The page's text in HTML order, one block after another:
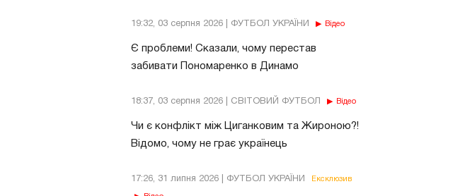
19:32, 03 серпня 2026 | ФУТБОЛ УКРАЇНИ Відео
Є проблеми! Сказали, чому перестав
забивати Пономаренко в Динамо
18:37, 03 серпня 2026 | СВІТОВИЙ ФУТБОЛ Відео
Чи є конфлікт між Циганковим та Жироною?!
Відомо, чому не грає українець
17:26, 31 липня 2026 | ФУТБОЛ УКРАЇНИ Ексклюзив